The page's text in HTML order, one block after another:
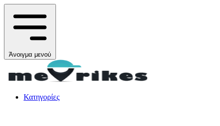
Άνοιγμα μενού
Κατηγορίες